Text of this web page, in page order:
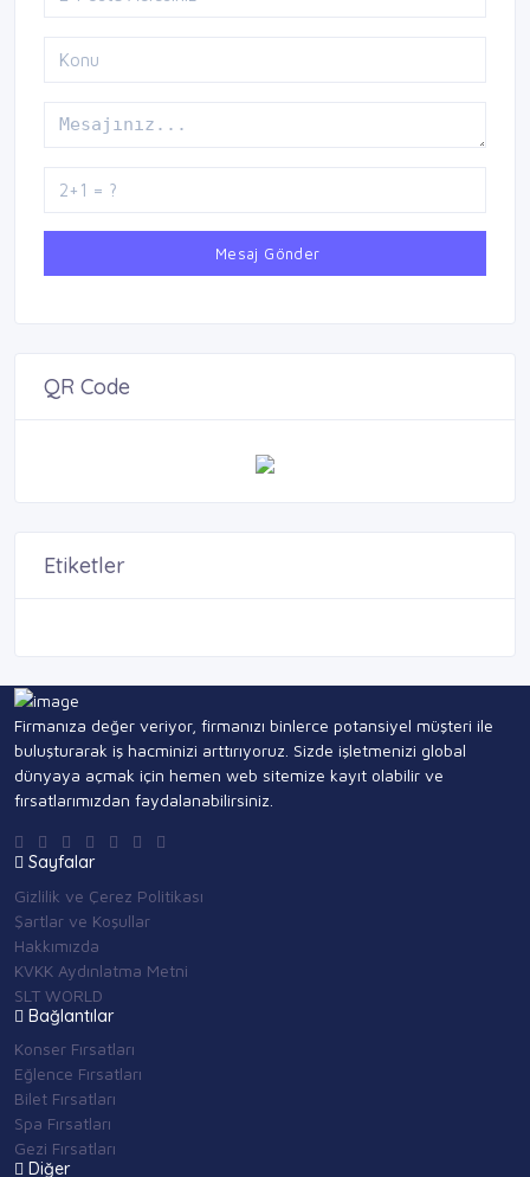
Mesaj Gönder
QR Code
Etiketler
Firmanıza değer veriyor, firmanızı binlerce potansiyel müşteri ile
buluşturarak iş hacminizi arttırıyoruz. Sizde işletmenizi global
dünyaya açmak için hemen web sitemize kayıt olabilir ve
fırsatlarımızdan faydalanabilirsiniz.
Sayfalar
Gizlilik ve Çerez Politikası
Şartlar ve Koşullar
Hakkımızda
KVKK Aydınlatma Metni
SLT WORLD
Bağlantılar
Konser Fırsatları
Eğlence Fırsatları
Bilet Fırsatları
Spa Fırsatları
Gezi Fırsatları
Diğer